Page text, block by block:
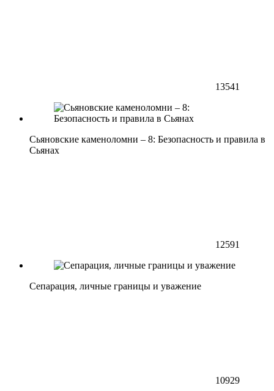
13541
Сьяновские каменоломни – 8: Безопасность и правила в
Сьянах
12591
Сепарация, личные границы и уважение
10929